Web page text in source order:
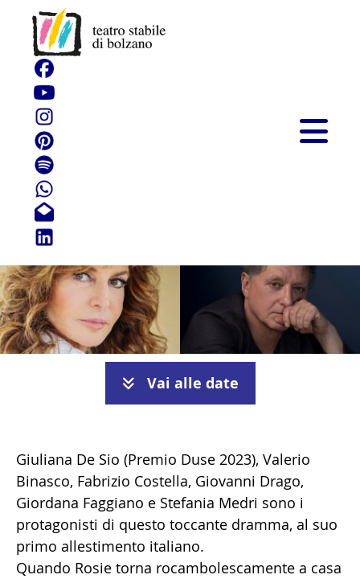
Cose che so essere
vere
Vai alle date
Giuliana De Sio (Premio Duse 2023), Valerio
Binasco, Fabrizio Costella, Giovanni Drago,
Giordana Faggiano e Stefania Medri sono i
protagonisti di questo toccante dramma, al suo
primo allestimento italiano.
Quando Rosie torna rocambolescamente a casa